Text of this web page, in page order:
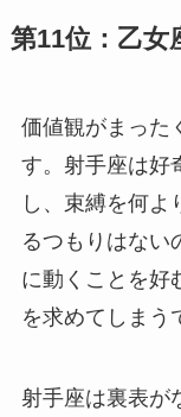
第11位：乙女
価値観がまった
す。射手座は好
し、束縛を何よ
るつもりはない
に動くことを好
を求めてしまう
射手座は裏表が